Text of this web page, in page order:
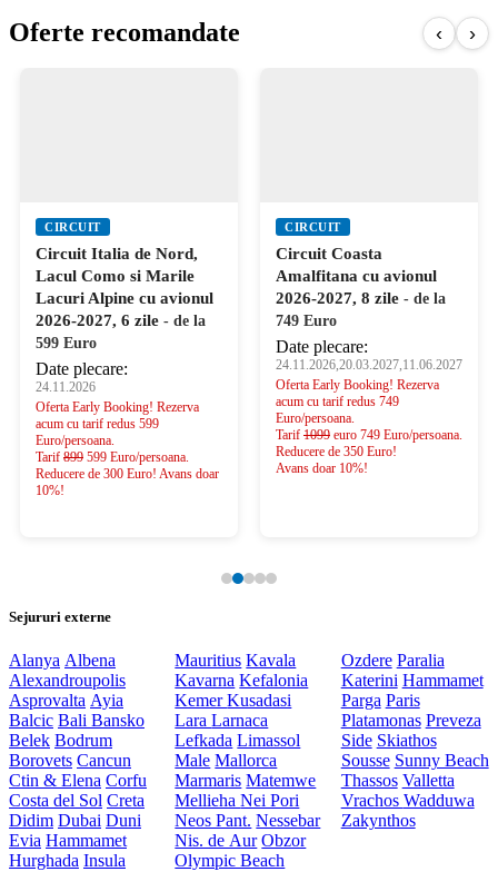
Oferte recomandate ‹ ›
CIRCUIT
Circuit Italia de Nord,
Lacul Como si Marile
Lacuri Alpine cu avionul
2026-2027, 6 zile - de la
599 Euro
Date plecare:
24.11.2026
Oferta Early Booking! Rezerva
acum cu tarif redus 599
Euro/persoana.
Tarif 899 599 Euro/persoana.
Reducere de 300 Euro! Avans doar
10%!
CIRCUIT
Circuit Coasta
Amalfitana cu avionul
2026-2027, 8 zile - de la
749 Euro
Date plecare:
24.11.2026,20.03.2027,11.06.2027
Oferta Early Booking! Rezerva
acum cu tarif redus 749
Euro/persoana.
Tarif 1099 euro 749 Euro/persoana.
Reducere de 350 Euro!
Avans doar 10%!
Sejururi externe
Alanya Albena
Alexandroupolis
Asprovalta Ayia
Balcic Bali Bansko
Belek Bodrum
Borovets Cancun
Ctin & Elena Corfu
Costa del Sol Creta
Didim Dubai Duni
Evia Hammamet
Hurghada Insula
Mauritius Kavala
Kavarna Kefalonia
KemerKusadasi
LaraLarnaca
Lefkada Limassol
Male Mallorca
Marmaris Matemwe
MelliehaNei Pori
Neos Pant. Nessebar
Nis. de Aur Obzor
Olympic Beach
Ozdere Paralia
Katerini Hammamet
Parga Paris
Platamonas Preveza
Side Skiathos
Sousse Sunny Beach
Thassos Valletta
Vrachos Wadduwa
Zakynthos